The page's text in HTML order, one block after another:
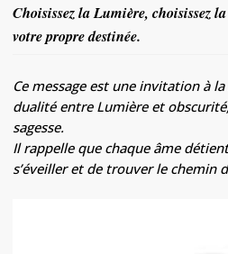
Choisissez la Lumière, choisissez
votre propre destinée.
Ce message est une invitation à
dualité entre Lumière et
sagesse.
Il rappelle que chaque âme
s’éveiller et de trouver le chemin